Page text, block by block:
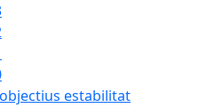
estabilitat